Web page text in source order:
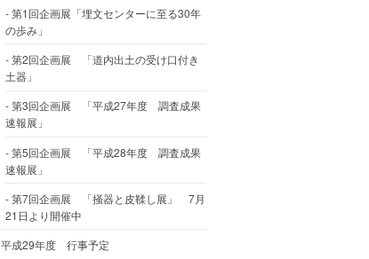
第1回企画展「埋文センターに至る30年
の歩み」
第2回企画展 「道内出土の受け口付き
土器」
第3回企画展 「平成27年度 調査成果
速報展」
第5回企画展 「平成28年度 調査成果
速報展」
第7回企画展 「掻器と皮鞣し展」 7月
21日より開催中
平成29年度 行事予定